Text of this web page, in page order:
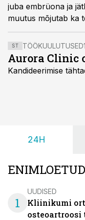
juba embrüona ja
muutus mõjutab ka teist. Nüüd on Missouri ülikooli
teadlased kaardistanud
näo omadustes,
autiste tavalise arenguga lastest. See teadmine võib
aidata teadlastel
kirjutas ERRi
ST TÖÖKUULUTUSED
Aurora Clinic
Kandideerimise
24H
ENIMLOETUD
1
UUDISED
Kliinikumi
osteoartroosi